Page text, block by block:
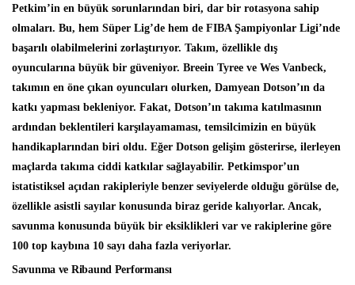
Petkim’in en büyük sorunlarından biri, dar bir rotasyona sahip
olmaları. Bu, hem Süper Lig’de hem de FIBA Şampiyonlar Ligi’nde
başarılı olabilmelerini zorlaştırıyor. Takım, özellikle dış
oyuncularına büyük bir güveniyor. Breein Tyree ve Wes Vanbeck,
takımın en öne çıkan oyuncuları olurken, Damyean Dotson’ın da
katkı yapması bekleniyor. Fakat, Dotson’ın takıma katılmasının
ardından beklentileri karşılayamaması, temsilcimizin en büyük
handikaplarından biri oldu. Eğer Dotson gelişim gösterirse, ilerleyen
maçlarda takıma ciddi katkılar sağlayabilir. Petkimspor’un
istatistiksel açıdan rakipleriyle benzer seviyelerde olduğu görülse de,
özellikle asistli sayılar konusunda biraz geride kalıyorlar. Ancak,
savunma konusunda büyük bir eksiklikleri var ve rakiplerine göre
100 top kaybına 10 sayı daha fazla veriyorlar.
Savunma ve Ribaund Performansı